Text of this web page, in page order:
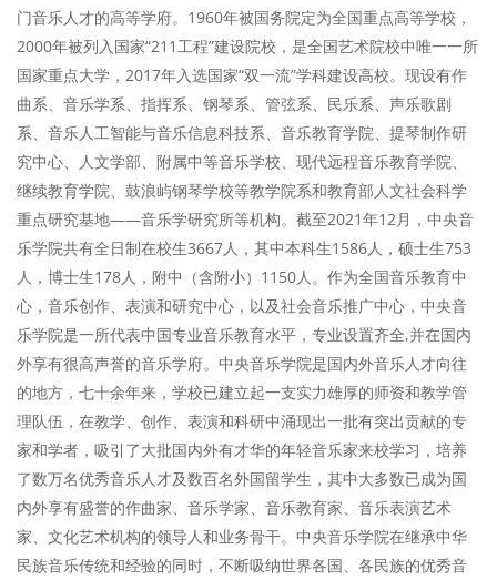
门音乐人才的高等学府。1960年被国务院定为全国重点高等学校，
2000年被列入国家“211工程”建设院校，是全国艺术院校中唯一一所
国家重点大学，2017年入选国家“双一流”学科建设高校。现设有作
曲系、音乐学系、指挥系、钢琴系、管弦系、民乐系、声乐歌剧
系、音乐人工智能与音乐信息科技系、音乐教育学院、提琴制作研
究中心、人文学部、附属中等音乐学校、现代远程音乐教育学院、
继续教育学院、鼓浪屿钢琴学校等教学院系和教育部人文社会科学
重点研究基地——音乐学研究所等机构。截至2021年12月，中央音
乐学院共有全日制在校生3667人，其中本科生1586人，硕士生753
人，博士生178人，附中（含附小）1150人。作为全国音乐教育中
心，音乐创作、表演和研究中心，以及社会音乐推广中心，中央音
乐学院是一所代表中国专业音乐教育水平，专业设置齐全,并在国内
外享有很高声誉的音乐学府。中央音乐学院是国内外音乐人才向往
的地方，七十余年来，学校已建立起一支实力雄厚的师资和教学管
理队伍，在教学、创作、表演和科研中涌现出一批有突出贡献的专
家和学者，吸引了大批国内外有才华的年轻音乐家来校学习，培养
了数万名优秀音乐人才及数百名外国留学生，其中大多数已成为国
内外享有盛誉的作曲家、音乐学家、音乐教育家、音乐表演艺术
家、文化艺术机构的领导人和业务骨干。中央音乐学院在继承中华
民族音乐传统和经验的同时，不断吸纳世界各国、各民族的优秀音